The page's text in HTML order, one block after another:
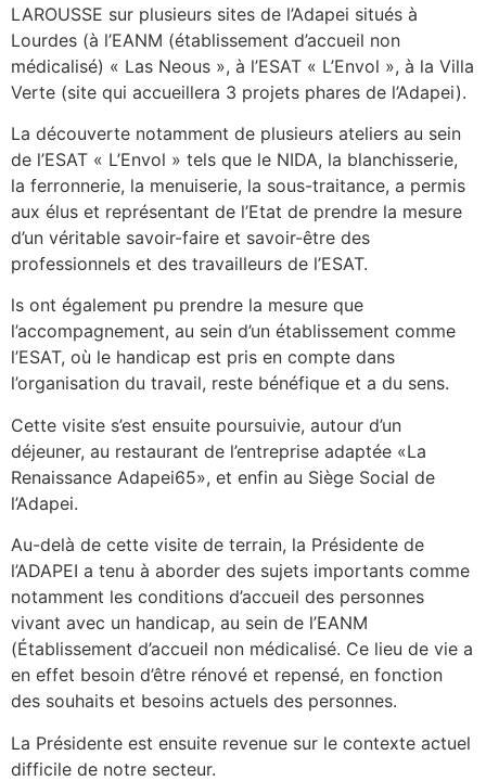
LAROUSSE sur plusieurs sites de l’Adapei situés à
Lourdes (à l’EANM (établissement d’accueil non
médicalisé) « Las Neous », à l’ESAT « L’Envol », à la Villa
Verte (site qui accueillera 3 projets phares de l’Adapei).
La découverte notamment de plusieurs ateliers au sein
de l’ESAT « L’Envol » tels que le NIDA, la blanchisserie,
la ferronnerie, la menuiserie, la sous-traitance, a permis
aux élus et représentant de l’Etat de prendre la mesure
d’un véritable savoir-faire et savoir-être des
professionnels et des travailleurs de l’ESAT.
ls ont également pu prendre la mesure que
l’accompagnement, au sein d’un établissement comme
l’ESAT, où le handicap est pris en compte dans
l’organisation du travail, reste bénéfique et a du sens.
Cette visite s’est ensuite poursuivie, autour d’un
déjeuner, au restaurant de l’entreprise adaptée «La
Renaissance Adapei65», et enfin au Siège Social de
l’Adapei.
Au-delà de cette visite de terrain, la Présidente de
l’ADAPEI a tenu à aborder des sujets importants comme
notamment les conditions d’accueil des personnes
vivant avec un handicap, au sein de l’EANM
(Établissement d’accueil non médicalisé. Ce lieu de vie a
en effet besoin d’être rénové et repensé, en fonction
des souhaits et besoins actuels des personnes.
La Présidente est ensuite revenue sur le contexte actuel
difficile de notre secteur.